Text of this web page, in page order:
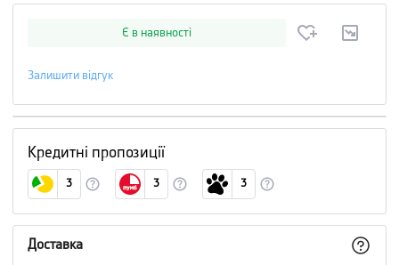
Є в наявності
Залишити відгук
Кредитні пропозиції
3 3 3
Доставка